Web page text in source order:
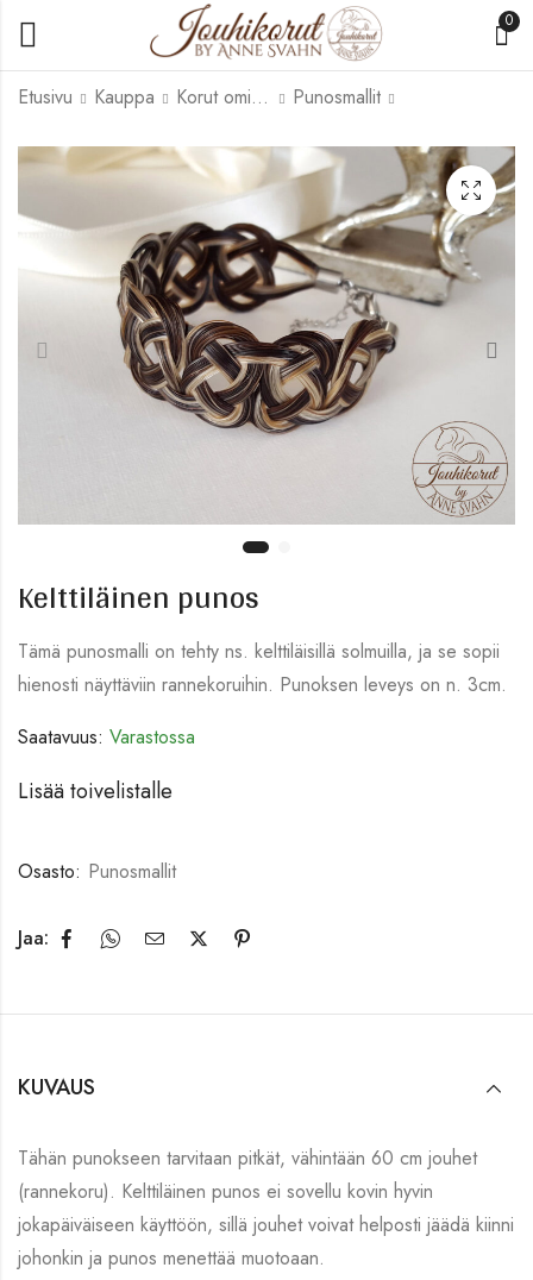
0
Etusivu Kauppa Korut omista jouhista Punosmallit
Kalanruotoletti
Litteä koripunos
Kelttiläinen punos
Tämä punosmalli on tehty ns. kelttiläisillä solmuilla, ja se sopii
hienosti näyttäviin rannekoruihin. Punoksen leveys on n. 3cm.
Saatavuus: Varastossa
Lisää toivelistalle
Osasto: Punosmallit
Jaa:
KUVAUS
Tähän punokseen tarvitaan pitkät, vähintään 60 cm jouhet
(rannekoru). Kelttiläinen punos ei sovellu kovin hyvin
jokapäiväiseen käyttöön, sillä jouhet voivat helposti jäädä kiinni
johonkin ja punos menettää muotoaan.